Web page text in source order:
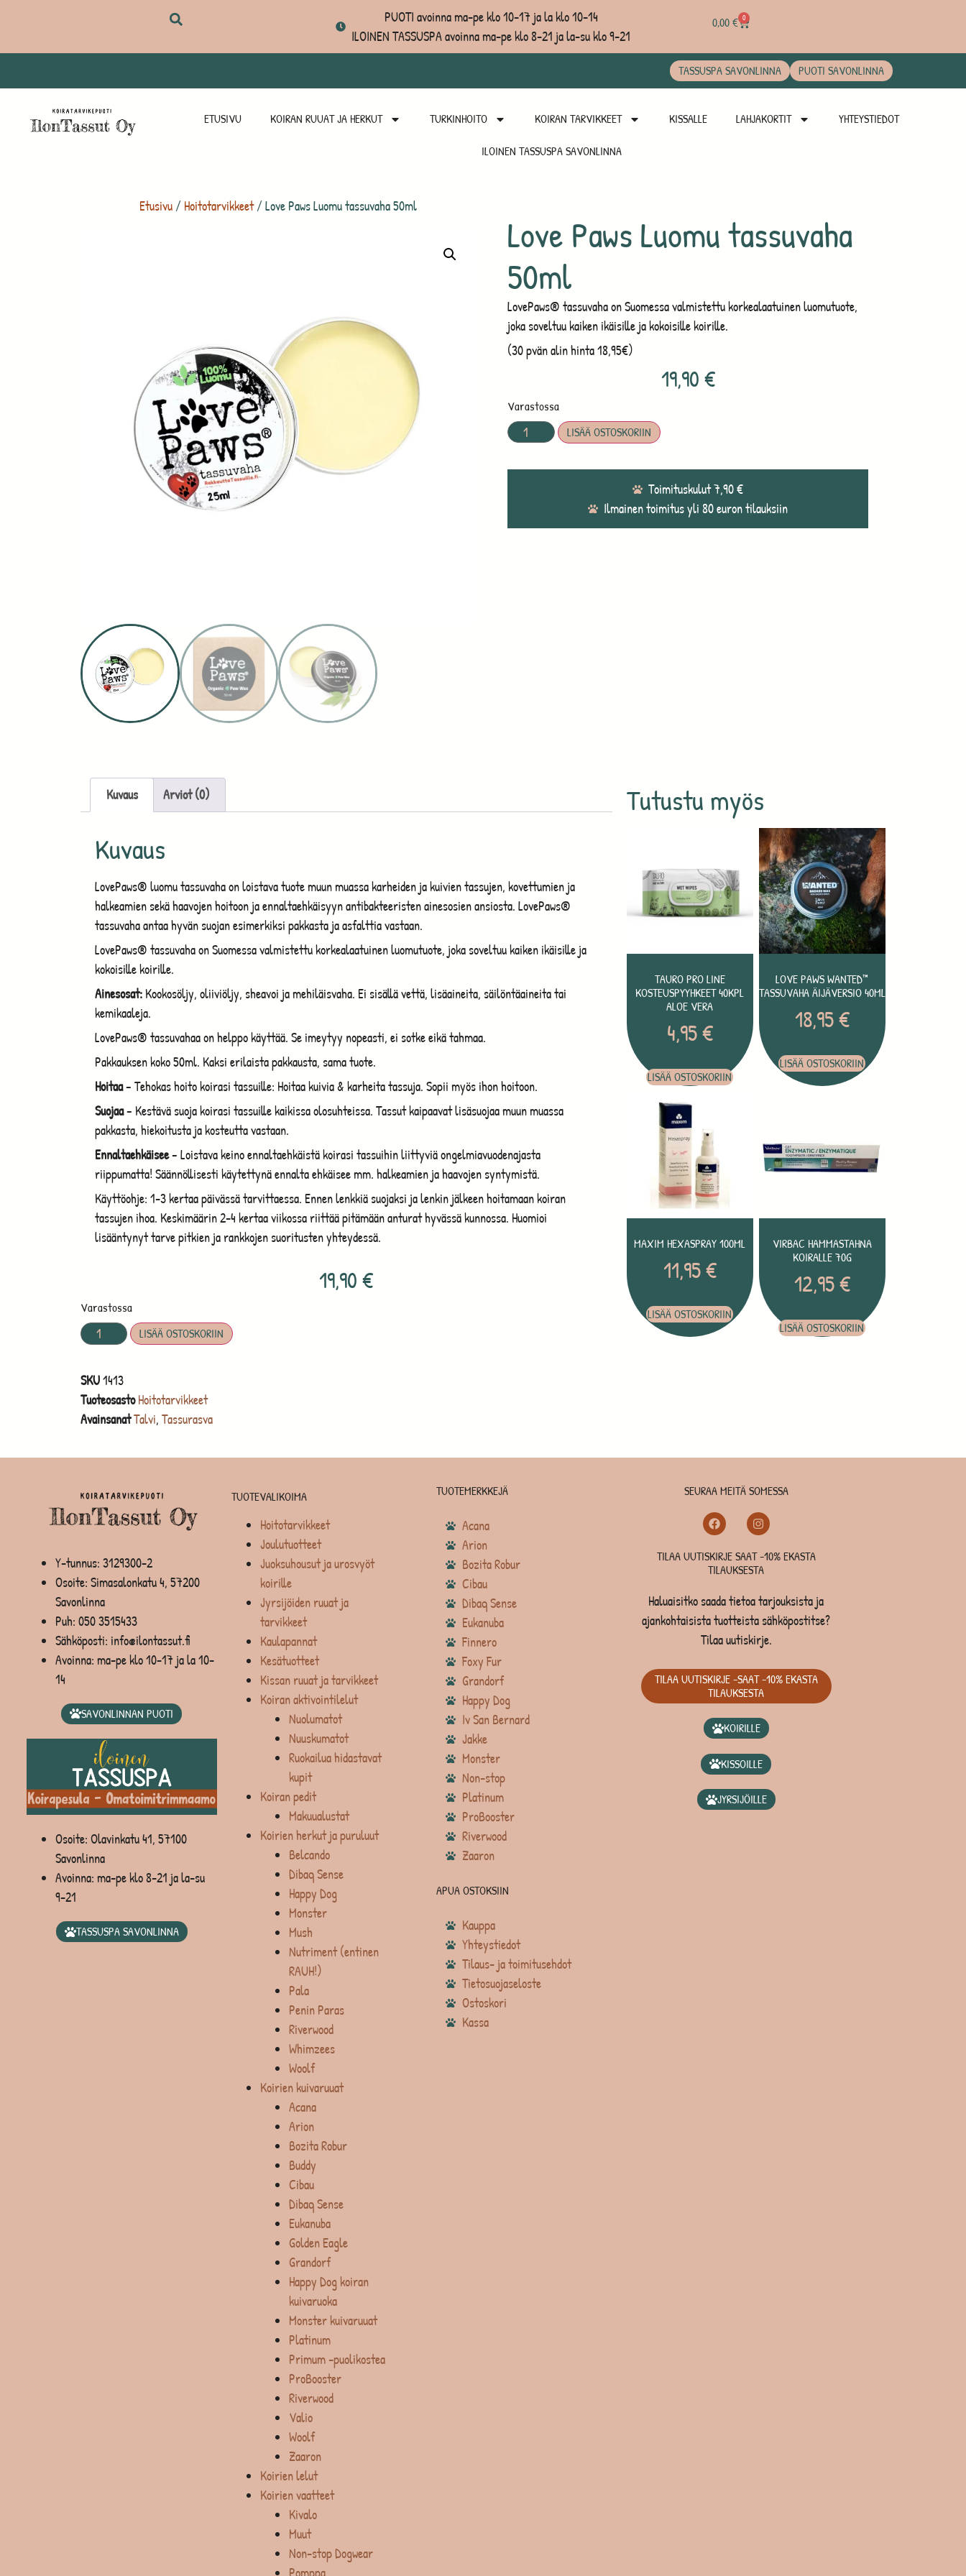
PUOTI avoinna ma-pe klo 10-17 ja la klo 10-14
ILOINEN TASSUSPA avoinna ma-pe klo 8-21 ja la-su klo 9-21
0,00€ 0
TASSUSPA SAVONLINNA PUOTI SAVONLINNA
ETUSIVU KOIRAN RUUAT JA HERKUT TURKINHOITO KOIRAN TARVIKKEET KISSALLE LAHJAKORTIT YHTEYSTIEDOT
ILOINEN TASSUSPA SAVONLINNA
Etusivu/ Hoitotarvikkeet/ Love Paws Luomu tassuvaha 50ml
Love Paws Luomu tassuvaha
50ml
LovePaws® tassuvaha on Suomessa valmistettu korkealaatuinen luomutuote,
joka soveltuu kaiken ikäisille ja kokoisille koirille.
(30 pvän alin hinta 18,95€)
19,90€
Varastossa
LISÄÄ OSTOSKORIIN
Toimituskulut 7,90 €
Ilmainen toimitus yli 80 euron tilauksiin
Tutustu myös
TAURO PRO LINE
KOSTEUSPYYHKEET 40KPL
ALOE VERA
4,95€
LISÄÄ OSTOSKORIIN
LOVE PAWS WANTED™
TASSUVAHA ÄIJÄVERSIO 40ML
18,95€
LISÄÄ OSTOSKORIIN
MAXIM HEXASPRAY 100ML
11,95€
LISÄÄ OSTOSKORIIN
VIRBAC HAMMASTAHNA
KOIRALLE 70G
12,95€
LISÄÄ OSTOSKORIIN
Kuvaus Arviot (0)
Kuvaus
LovePaws® luomu tassuvaha on loistava tuote muun muassa karheiden ja kuivien tassujen, kovettumien ja
halkeamien sekä haavojen hoitoon ja ennaltaehkäisyyn antibakteeristen ainesosien ansiosta. LovePaws®
tassuvaha antaa hyvän suojan esimerkiksi pakkasta ja asfalttia vastaan.
LovePaws® tassuvaha on Suomessa valmistettu korkealaatuinen luomutuote, joka soveltuu kaiken ikäisille ja
kokoisille koirille.
Ainesosat:Kookosöljy, oliiviöljy, sheavoi ja mehiläisvaha. Ei sisällä vettä, lisäaineita, säilöntäaineita tai
kemikaaleja.
LovePaws® tassuvahaa on helppo käyttää. Se imeytyy nopeasti, ei sotke eikä tahmaa.
Pakkauksen koko 50ml. Kaksi erilaista pakkausta, sama tuote.
Hoitaa– Tehokas hoito koirasi tassuille: Hoitaa kuivia & karheita tassuja. Sopii myös ihon hoitoon.
Suojaa– Kestävä suoja koirasi tassuille kaikissa olosuhteissa. Tassut kaipaavat lisäsuojaa muun muassa
pakkasta, hiekoitusta ja kosteutta vastaan.
Ennaltaehkäisee– Loistava keino ennaltaehkäistä koirasi tassuihin liittyviä ongelmiavuodenajasta
riippumatta! Säännöllisesti käytettynä ennalta ehkäisee mm. halkeamien ja haavojen syntymistä.
Käyttöohje: 1-3 kertaa päivässä tarvittaessa. Ennen lenkkiä suojaksi ja lenkin jälkeen hoitamaan koiran
tassujen ihoa. Keskimäärin 2-4 kertaa viikossa riittää pitämään anturat hyvässä kunnossa. Huomioi
lisääntynyt tarve pitkien ja rankkojen suoritusten yhteydessä.
19,90€
Varastossa
LISÄÄ OSTOSKORIIN
SKU1413
Tuoteosasto Hoitotarvikkeet
AvainsanatTalvi, Tassurasva
Y-tunnus: 3129300-2
Osoite: Simasalonkatu 4, 57200
Savonlinna
Puh: 050 3515433
Sähköposti: info@ilontassut.fi
Avoinna: ma-pe klo 10-17 ja la 10-
14
SAVONLINNAN PUOTI
Osoite: Olavinkatu 41, 57100
Savonlinna
Avoinna: ma-pe klo 8-21 ja la-su
9-21
TASSUSPA SAVONLINNA
TUOTEVALIKOIMA
Hoitotarvikkeet
Joulutuotteet
Juoksuhousut ja urosvyöt
koirille
Jyrsijöiden ruuat ja
tarvikkeet
Kaulapannat
Kesätuotteet
Kissan ruuat ja tarvikkeet
Koiran aktivointilelut
Nuolumatot
Nuuskumatot
Ruokailua hidastavat
kupit
Koiran pedit
Makuualustat
Koirien herkut ja puruluut
Belcando
Dibaq Sense
Happy Dog
Monster
Mush
Nutriment (entinen
RAUH!)
Pala
Penin Paras
Riverwood
Whimzees
Woolf
Koirien kuivaruuat
Acana
Arion
Bozita Robur
Buddy
Cibau
Dibaq Sense
Eukanuba
Golden Eagle
Grandorf
Happy Dog koiran
kuivaruoka
Monster kuivaruuat
Platinum
Primum -puolikostea
ProBooster
Riverwood
Valio
Woolf
Zaaron
Koirien lelut
Koirien vaatteet
Kivalo
Muut
Non-stop Dogwear
TUOTEMERKKEJÄ
Acana
Arion
Bozita Robur
Cibau
Dibaq Sense
Eukanuba
Finnero
Foxy Fur
Grandorf
Happy Dog
Iv San Bernard
Jakke
Monster
Non-stop
Platinum
ProBooster
Riverwood
Zaaron
APUA OSTOKSIIN
Kauppa
Yhteystiedot
Tilaus- ja toimitusehdot
Tietosuojaseloste
Ostoskori
Kassa
SEURAA MEITÄ SOMESSA
TILAA UUTISKIRJE SAAT -10% EKASTA
TILAUKSESTA
Haluaisitko saada tietoa tarjouksista ja
ajankohtaisista tuotteista sähköpostitse?
Tilaa uutiskirje.
TILAA UUTISKIRJE -SAAT -10% EKASTA
TILAUKSESTA
KOIRILLE
KISSOILLE
JYRSIJÖILLE